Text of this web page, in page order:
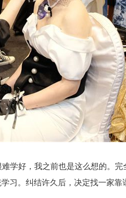
学好，我之前也是这么想的。
习。纠结许久后，决定找一家靠